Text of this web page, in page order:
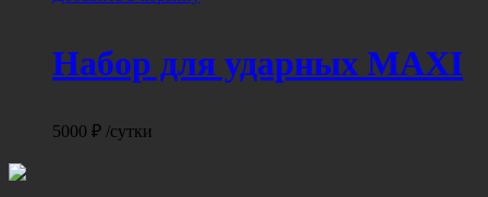
Набор для ударных MAXI
5000 ₽ /сутки